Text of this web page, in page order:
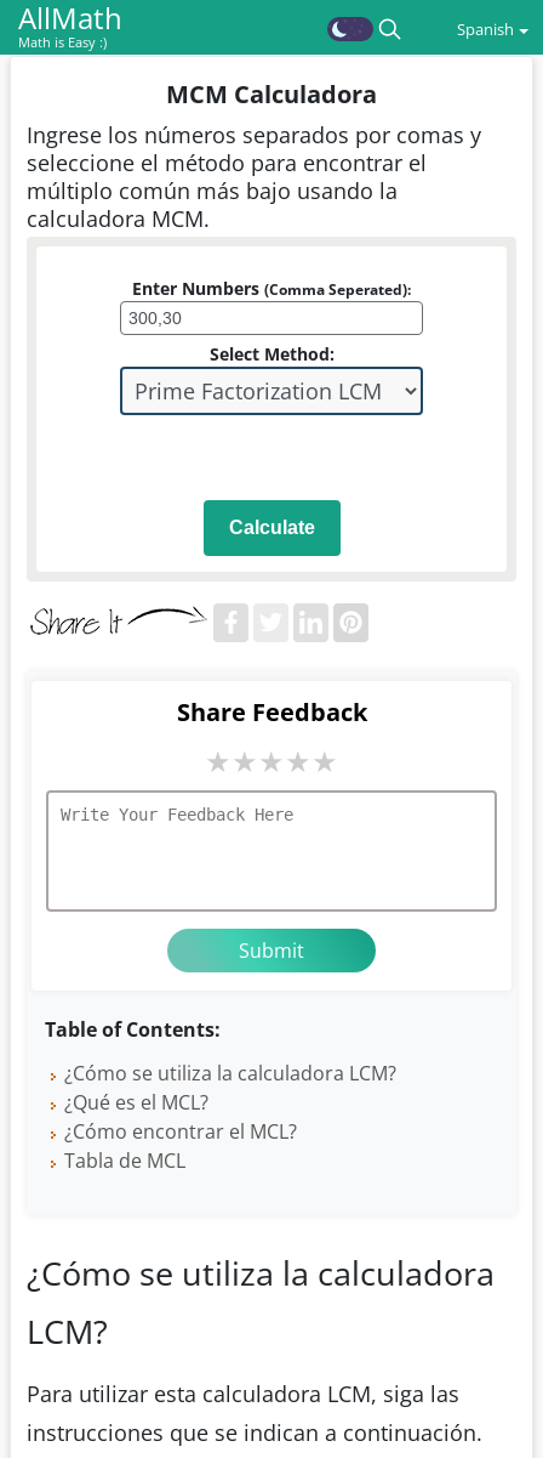
AllMath
Math is Easy :)
Spanish
MCM Calculadora
Ingrese los números separados por comas y
seleccione el método para encontrar el
múltiplo común más bajo usando la
calculadora MCM.
Enter Numbers (Comma Seperated):
Select Method:
Calculate
Table of Contents:
¿Cómo se utiliza la calculadora LCM?
¿Qué es el MCL?
¿Cómo encontrar el MCL?
Tabla de MCL
Share Feedback
★★★★★
¿Cómo se utiliza la calculadora
LCM?
Para utilizar esta calculadora LCM, siga las
instrucciones que se indican a continuación.